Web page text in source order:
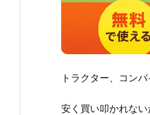
トラクター、コン
安く買い叩かれな